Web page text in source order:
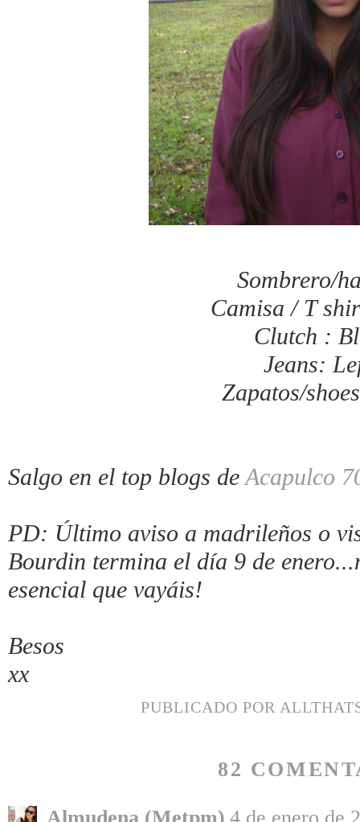
Sombrero/
Camisa / T
Clutch :
Jeans:
Zapatos/
Salgo en el top blogs de Acapulco
PD: Último aviso a madrileños o
Bourdin termina el día 9 de
esencial que vayáis!
Besos
xx
PUBLICADO POR
82